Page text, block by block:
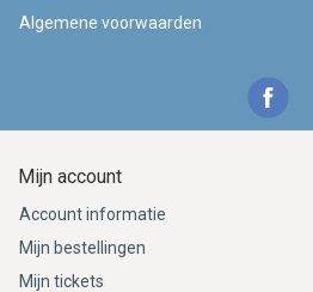
Algemene voorwaarden
Mijn account
Account informatie
Mijn bestellingen
Mijn tickets